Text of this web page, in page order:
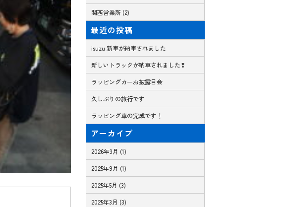
関西営業所 (2)
最近の投稿
isuzu 新車が納車されました
新しいトラックが納車されました❢
ラッピングカーお披露目会
久しぶりの旅行です
ラッピング車の完成です！
アーカイブ
2026年3月 (1)
2025年9月 (1)
2025年5月 (3)
2025年3月 (3)